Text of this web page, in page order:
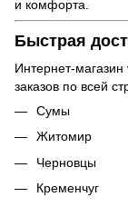
и комфорта.
Быстрая
Интернет-магазин
заказов по всей
Сумы
Житомир
Черновцы
Кременчуг